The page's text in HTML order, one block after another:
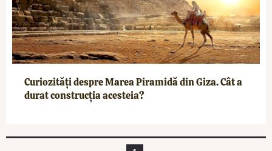
Curiozități despre Marea Piramidă din Giza. Cât a
durat construcția acesteia?